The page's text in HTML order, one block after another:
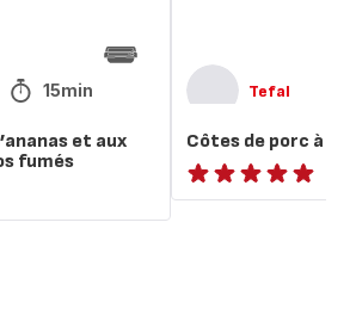
15min
et aux
fumés
Tefal
Côtes de porc à la
ratings.NaN